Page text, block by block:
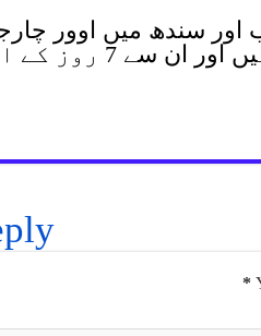
اور سندھ میں اوور
جی کے 9 پلانٹس کو شوکاز
*